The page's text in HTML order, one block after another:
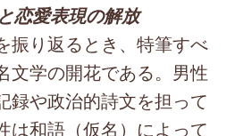
恋愛表現の解放
振り返るとき、特筆すべ
文学の開花である。男性
録や政治的詩文を担って
は和語（仮名）によって